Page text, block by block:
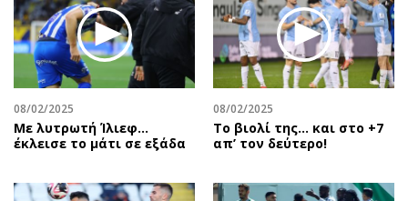
08/02/2025
Με λυτρωτή Ίλιεφ…
έκλεισε το μάτι σε εξάδα
08/02/2025
Το βιολί της… και στο +7
απ’ τον δεύτερο!